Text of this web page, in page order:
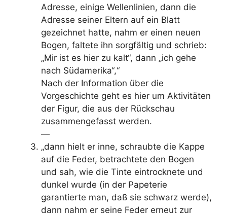
Adresse, einige Wellenlinien, dann die
Adres­se seiner Eltern auf ein Blatt
gezeichnet hatte, nahm er ei­nen neuen
Bogen, faltete ihn sorgfältig und schrieb:
„Mir ist es hier zu kalt“, dann „ich gehe
nach Südamerika“,“
Nach der Information über die
Vorgeschichte geht es hier um Aktivitäten
der Figur, die aus der Rückschau
zusammengefasst werden.
—
„dann hielt er inne, schraubte die Kappe
auf die Feder, be­trachtete den Bogen
und sah, wie die Tinte eintrocknete und
dunkel wurde (in der Papeterie
garantierte man, daß sie schwarz werde),
dann nahm er seine Feder erneut zur